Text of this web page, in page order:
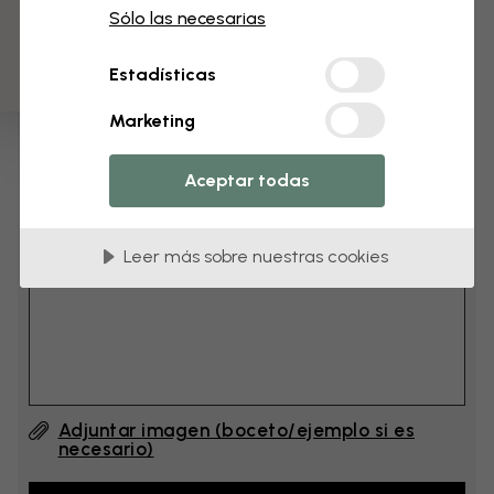
Añade 6–10 cm al ancho y a la altura
Añadir comentario
Comentario (English) #1
Adjuntar imagen (boceto/ejemplo si es
necesario)
Sólo las necesarias
Estadísticas
Marketing
Aceptar todas
Leer más sobre nuestras cookies